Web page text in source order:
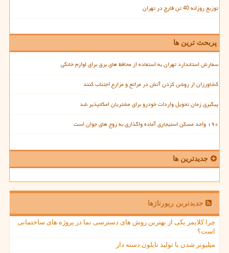
توزیع روزانه 40 تن قارچ در تهران
پربحث ترین ها
سفارش استاندارد تهران به استفاده از محافظ های برق برای لوازم خانگی
کشاورزان از روشن کردن آتش در مراتع و مزارع اجتناب کنند
پیگیری زمان تحویل واردات خودرو برای مشتریان امکانپذیر شد
۱۹۰ واحد مسکن استیجاری آماده واگذاری به زوج های جوان است
جدیدترین ها
جدیدترین رپورتاژها
چرا کلایمر یکی از بهترین روش های دسترسی نما در پروژه های ساختمانی
است؟
میلیونر شدن با تولید نایلون دسته دار